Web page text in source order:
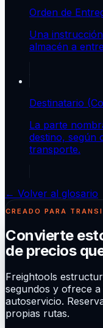
Orden de
Una
almacén a
Destinatario
La parte
destino, según
transporte.
← Volver al glosario
CREADO PARA
Convierte
de precios
Freightools
segundos y ofrece
autoservicio.
propias rutas.